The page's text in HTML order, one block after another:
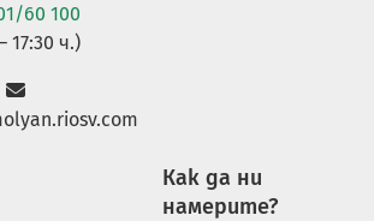
60 100
17:30 ч.)
Как да ни
намерите?